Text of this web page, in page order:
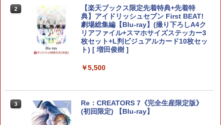
Nintendo Switch 2(日本語・国内専用)
4
ニンテンドープリペイド番号 9000円|オ
ンラインコード版
￥7,286
【純正品】ディスクドライブ(CFI-ZDD1
J) PlayStation 5
￥11,849
4
【純正品】DualSense ワイヤレスコン
トローラー ミッドナイト ブラック(CFI-
￥1,000
【純正品】Xbox ワイヤレス コントロー
ラー + USB-C® ケーブル
￥8,300
4
Xbox プリペイドカード 5,000円 デジタ
ルコード 【旧 Xbox ギフトカード】 [オ
劇場版「鬼滅の刃」無限城編 第一章 猗
窩座再来 完全生産限定版 [Blu-ray]
￥8,698
『映画 ラブライブ！蓮ノ空女学院スクー
Samsung microSD Express Card 256
GB for Nintendo Switch 2 BEE-A-SD0
1B
￥8,479
itch 2] / ゲーム
ソニー・インタラクティブエンタテイン
メント 【PS5】DualSense(TM)充電ス
タンド [CFI-ZDS1J PS5 デュアルセンス
ジュウデンスタンド]
【中古】[PS5] スーパーロボット大戦Y
バンダイナムコエンターテインメント(2
2
【中古】メモリーズオフ ~それから~ 通
常版
￥660
￥770
2
【楽天ブックス限定先着特典+先着特
典】アイドリッシュセブン First BEAT!
劇場総集編【Blu-ray】(撮り下ろしA4ク
リアファイル+スマホサイズステッカー3
枚セット+L判ビジュアルカード10枚セッ
ト) [ 増田俊樹 ]
￥5,500
3
Re：CREATORS 7《完全生産限定版》
(初回限定) 【Blu-ray】